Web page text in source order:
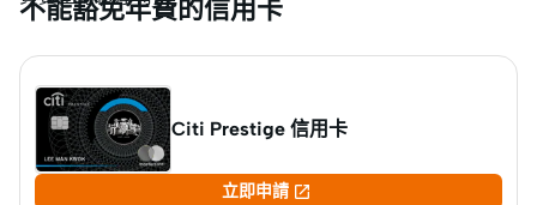
不能豁免年費的信用卡
Citi Prestige 信用卡
立即申請 